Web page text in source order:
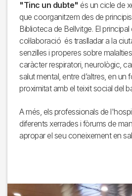
"Tinc un dubte" és un cicle de
que coorganitzem des de
Biblioteca de Bellvitge. El
col·laboració és traslladar a la
senzilles i properes sobre
caràcter respiratori, neurològic,
salut mental, entre d’altres, en un
proximitat amb el teixit social del
A més, els professionals de
diferents xerrades i fòrums de
apropar el seu coneixement en